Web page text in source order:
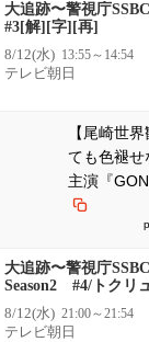
大追跡〜警視庁
#3[解][字][再]
8/12(水) 13:55～14:54
テレビ朝日
【尾崎世
ても色褪
主演『
大追跡〜警視庁
Season2 #4/トクリ
8/12(水) 21:00～21:54
テレビ朝日